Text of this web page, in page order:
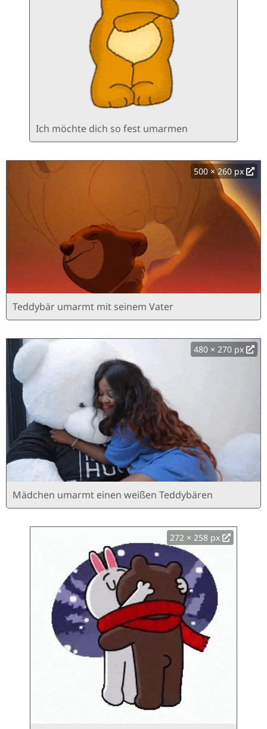
Ich möchte dich so fest umarmen
500 × 260 px
Teddybär umarmt mit seinem Vater
480 × 270 px
Mädchen umarmt einen weißen Teddybären
272 × 258 px